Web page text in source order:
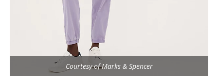
Courtesy of Marks & Spencer